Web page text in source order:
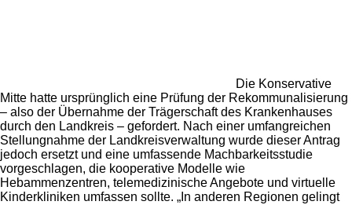
Die Konservative
Mitte hatte ursprünglich eine Prüfung der Rekommunalisierung
– also der Übernahme der Trägerschaft des Krankenhauses
durch den Landkreis – gefordert. Nach einer umfangreichen
Stellungnahme der Landkreisverwaltung wurde dieser Antrag
jedoch ersetzt und eine umfassende Machbarkeitsstudie
vorgeschlagen, die kooperative Modelle wie
Hebammenzentren, telemedizinische Angebote und virtuelle
Kinderkliniken umfassen sollte. „In anderen Regionen gelingt